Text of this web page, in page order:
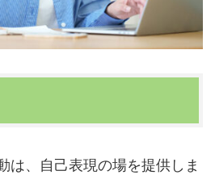
は、自己表現の場を提供しま